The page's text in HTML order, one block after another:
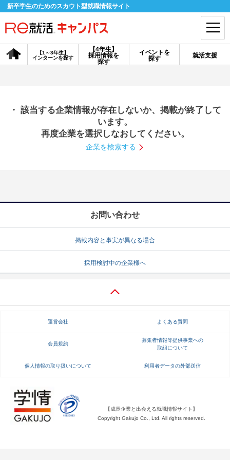
新卒学生のためのスカウト型就職情報サイト
【4年生】
採用情報を
探す
【1～3年生】
インターンを探す
イベントを
探す
就活支援
会員登録 ログイン
探す
【4年生】
説明会を探す
就活ノウハウ・サポート
就活ノウハウが満載！ お役立ち記事・相談室など
就活ニュースペーパー よくある質問
不明点があればこちら
・ 該当する企業情報が存在しないか、掲載が終了して
います。
再度企業を選択しなおしてください。
企業を検索する
お問い合わせ
掲載内容と事実が異なる場合
採用検討中の企業様へ
運営会社 よくある質問
会員規約
募集者情報等提供事業への
取組について
個人情報の取り扱いについて 利用者データの外部送信
【成長企業と出会える就職情報サイト】
Copyright Gakujo Co., Ltd. All rights reserved.